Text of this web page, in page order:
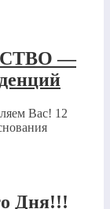
—
Вас! 12
Дня!!!